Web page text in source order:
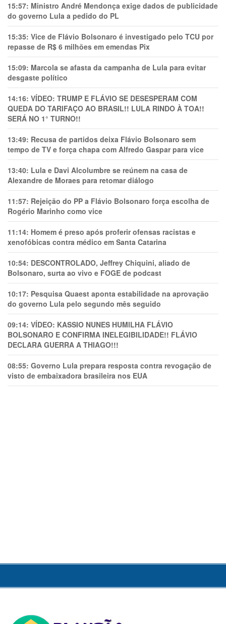
15:57: Ministro André Mendonça exige dados de publicidade
do governo Lula a pedido do PL
15:35: Vice de Flávio Bolsonaro é investigado pelo TCU por
repasse de R$ 6 milhões em emendas Pix
15:09: Marcola se afasta da campanha de Lula para evitar
desgaste político
14:16: VÍDEO: TRUMP E FLÁVIO SE DESESPERAM COM
QUEDA DO TARIFAÇO AO BRASIL!! LULA RINDO À TOA!!
SERÁ NO 1° TURNO!!
13:49: Recusa de partidos deixa Flávio Bolsonaro sem
tempo de TV e força chapa com Alfredo Gaspar para vice
13:40: Lula e Davi Alcolumbre se reúnem na casa de
Alexandre de Moraes para retomar diálogo
11:57: Rejeição do PP a Flávio Bolsonaro força escolha de
Rogério Marinho como vice
11:14: Homem é preso após proferir ofensas racistas e
xenofóbicas contra médico em Santa Catarina
10:54: DESCONTROLADO, Jeffrey Chiquini, aliado de
Bolsonaro, surta ao vivo e FOGE de podcast
10:17: Pesquisa Quaest aponta estabilidade na aprovação
do governo Lula pelo segundo mês seguido
09:14: VÍDEO: KASSIO NUNES HUMlLHA FLÁVIO
BOLSONARO E CONFIRMA INELEGIBILIDADE!! FLÁVIO
DECLARA GUERRA A THIAGO!!!
08:55: Governo Lula prepara resposta contra revogação de
visto de embaixadora brasileira nos EUA